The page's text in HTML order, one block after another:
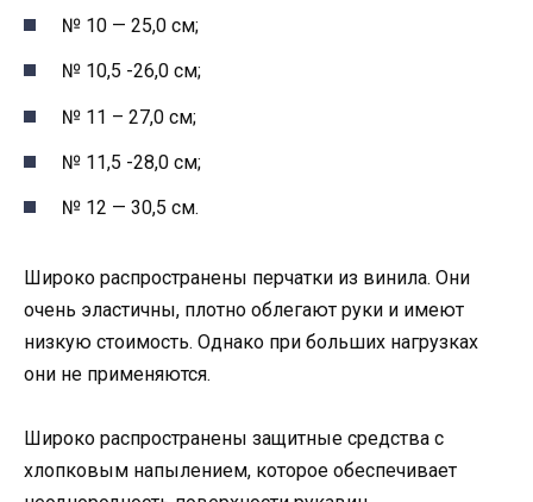
№ 10 — 25,0 см;
№ 10,5 -26,0 см;
№ 11 – 27,0 см;
№ 11,5 -28,0 см;
№ 12 — 30,5 см.
Широко распространены перчатки из винила. Они
очень эластичны, плотно облегают руки и имеют
низкую стоимость. Однако при больших нагрузках
они не применяются.
Широко распространены защитные средства с
хлопковым напылением, которое обеспечивает